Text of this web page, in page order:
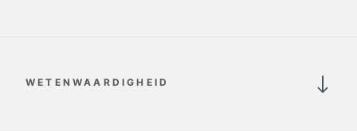
WETENWAARDIGHEID